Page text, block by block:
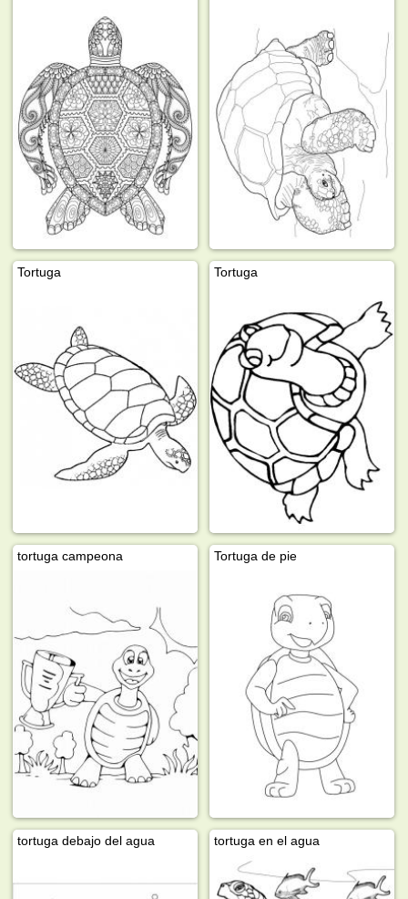
Tortuga Tortuga
tortuga campeona Tortuga de pie
tortuga debajo del agua tortuga en el agua